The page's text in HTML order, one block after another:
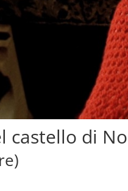
castello di